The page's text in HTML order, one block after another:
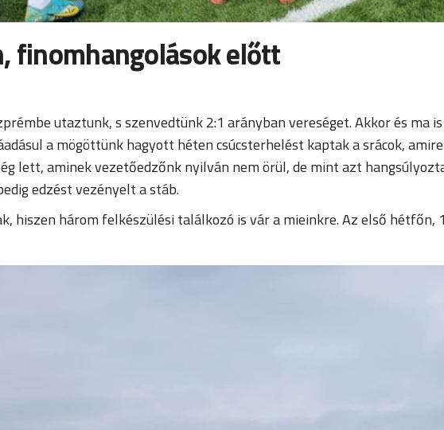
finomhangolások előtt
utaztunk, s szenvedtünk 2:1 arányban vereséget. Akkor és ma
a mögöttünk hagyott héten csúcsterhelést kaptak a srácok,
lett, aminek vezetőedzőnk nyilván nem örül, de mint azt
edzést vezényelt a stáb.
hiszen három felkészülési találkozó is vár a mieinkre. Az első hétfőn,